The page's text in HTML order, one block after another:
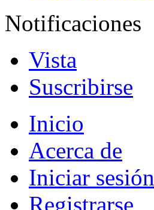
Notificaciones
Vista
Suscribirse
Inicio
Acerca de
Iniciar sesión
Registrarse